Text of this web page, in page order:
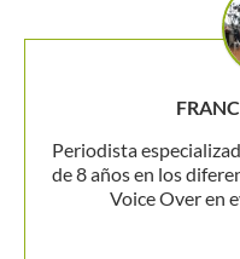
Periodista
de 8 años en los
Voice Over en